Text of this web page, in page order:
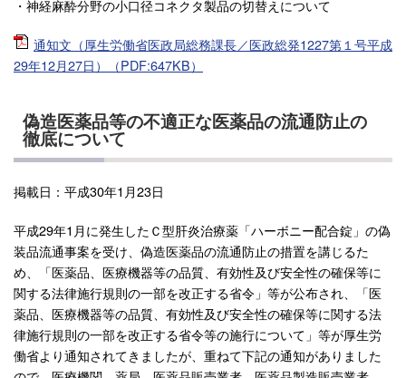
・神経麻酔分野の小口径コネクタ製品の切替えについて
通知文（厚生労働省医政局総務課長／医政総発1227第１号平成
29年12月27日）（PDF:647KB）
偽造医薬品等の不適正な医薬品の流通防止の
徹底について
掲載日：平成30年1月23日
平成29年1月に発生したＣ型肝炎治療薬「ハーボニー配合錠」の偽
装品流通事案を受け、偽造医薬品の流通防止の措置を講じるた
め、「医薬品、医療機器等の品質、有効性及び安全性の確保等に
関する法律施行規則の一部を改正する省令」等が公布され、「医
薬品、医療機器等の品質、有効性及び安全性の確保等に関する法
律施行規則の一部を改正する省令等の施行について」等が厚生労
働省より通知されてきましたが、重ねて下記の通知がありました